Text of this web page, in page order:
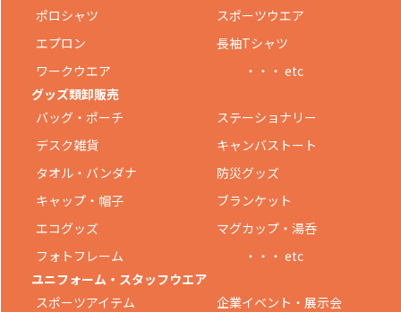
ポロシャツ
スポーツウエア
エプロン
長袖Tシャツ
ワークウエア
・・・ etc
グッズ類卸販売
バッグ・ポーチ
ステーショナリー
デスク雑貨
キャンバストート
タオル・バンダナ
防災グッズ
キャップ・帽子
ブランケット
エコグッズ
マグカップ・湯呑
フォトフレーム
・・・ etc
ユニフォーム・スタッフウエア
スポーツアイテム
企業イベント・展示会